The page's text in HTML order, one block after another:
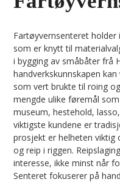
Fartøyvernsenteret holder
som er knytt til
i bygging av småbåter frå
handverkskunnskapen
som vert brukte til roing
mengde ulike føremål
museum, hestehold,
viktigste kundene er
prosjekt er helheten
og reip i riggen.
interesse, ikke minst når
Senteret fokuserer på